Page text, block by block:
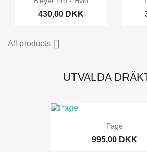
430,00 DKK
All products 
UTVALDA
Page
995,00 DKK